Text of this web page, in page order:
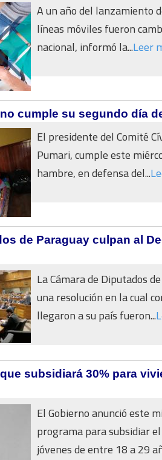
A un año del lanzamiento
líneas móviles fueron
nacional, informó la...Leer
cumple su segundo día
El presidente del Comité
Pumari, cumple este
hambre, en defensa del...
de Paraguay culpan al
La Cámara de Diputados
una resolución en la cual
llegaron a su país fueron...
subsidiará 30% para
El Gobierno anunció este
programa para subsidiar
jóvenes de entre 18 a 29